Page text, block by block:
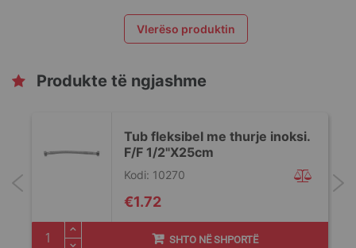
Vlerëso produktin
Produkte të ngjashme
Tub fleksibel me thurje inoksi.
F/F 1/2"X25cm
€1.72
Kodi: 10270
SHTO NË SHPORTË